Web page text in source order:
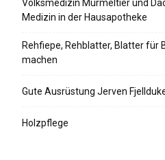
Volksmedizin Murmeltier und
Medizin in der Hausapotheke
Rehfiepe, Rehblatter, Blatter für
machen
Gute Ausrüstung Jerven
Holzpflege